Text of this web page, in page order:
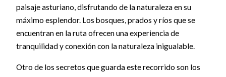
paisaje asturiano, disfrutando de la naturaleza en su
máximo esplendor. Los bosques, prados y ríos que se
encuentran en la ruta ofrecen una experiencia de
tranquilidad y conexión con la naturaleza inigualable.
Otro de los secretos que guarda este recorrido son los